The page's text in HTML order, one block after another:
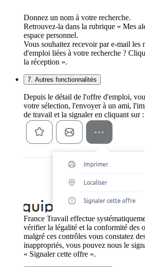
Donnez un nom à votre recherche.
Retrouvez-la dans la rubrique « Mes
espace personnel.
Vous souhaitez recevoir par e-mail les
d'emploi liées à votre recherche ?
la réception ».
7. Autres fonctionnalités
Depuis le détail de l'offre d'emploi,
votre sélection, l'envoyer à un ami,
de travail et la signaler en cliquant sur :
France Travail effectue
vérifier la légalité et la conformité des
malgré ces contrôles vous constatez
inappropriés, vous pouvez nous le
« Signaler cette offre ».